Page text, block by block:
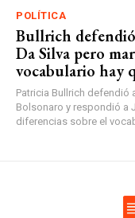
POLÍTICA
Bullrich
Da Silva pero
vocabulario hay
Patricia Bullrich defendió
Bolsonaro y respondió a
diferencias sobre el